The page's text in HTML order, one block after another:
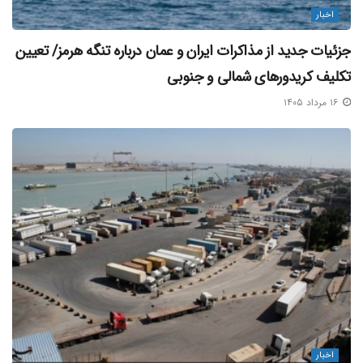
اخبار
جزئیات جدید از مذاکرات ایران و عمان درباره تنگه هرمز/ تعیین
تکلیف کریدورهای شمالی و جنوبی
اخبار